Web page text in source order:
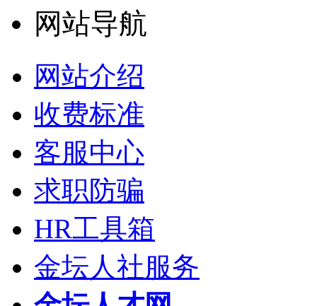
网站导航
网站介绍
收费标准
客服中心
求职防骗
HR工具箱
金坛人社服务